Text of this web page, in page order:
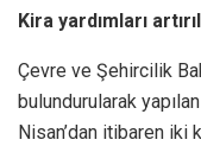
Kira yardımları
Çevre ve Şehircilik
bulundurularak
Nisan’dan itibaren iki